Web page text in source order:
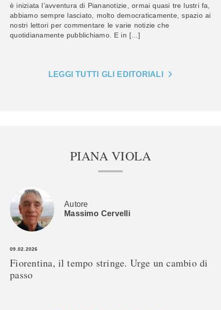
è iniziata l’avventura di Piananotizie, ormai quasi tre lustri fa,
abbiamo sempre lasciato, molto democraticamente, spazio ai
nostri lettori per commentare le varie notizie che
quotidianamente pubblichiamo. E in […]
LEGGI TUTTI GLI EDITORIALI
PIANA VIOLA
Autore
Massimo Cervelli
09.02.2026
Fiorentina, il tempo stringe. Urge un cambio di
passo